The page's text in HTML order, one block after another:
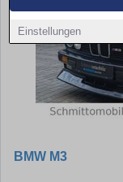
Einstellungen
BMW M3